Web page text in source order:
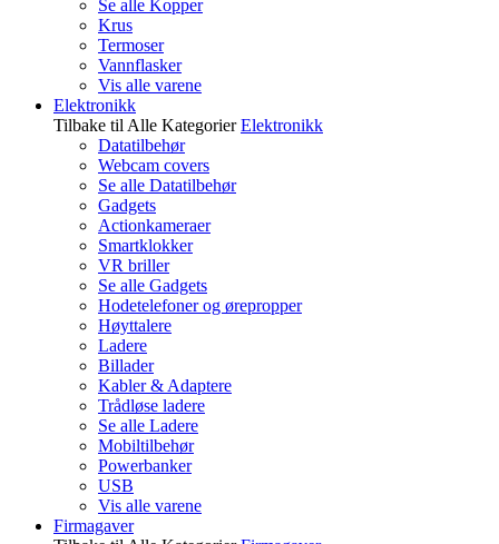
Se alle Kopper
Krus
Termoser
Vannflasker
Vis alle varene
Elektronikk
Tilbake til Alle Kategorier Elektronikk
Datatilbehør
Webcam covers
Se alle Datatilbehør
Gadgets
Actionkameraer
Smartklokker
VR briller
Se alle Gadgets
Hodetelefoner og ørepropper
Høyttalere
Ladere
Billader
Kabler & Adaptere
Trådløse ladere
Se alle Ladere
Mobiltilbehør
Powerbanker
USB
Vis alle varene
Firmagaver